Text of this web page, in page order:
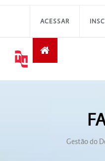
ACESSAR
Gestão do